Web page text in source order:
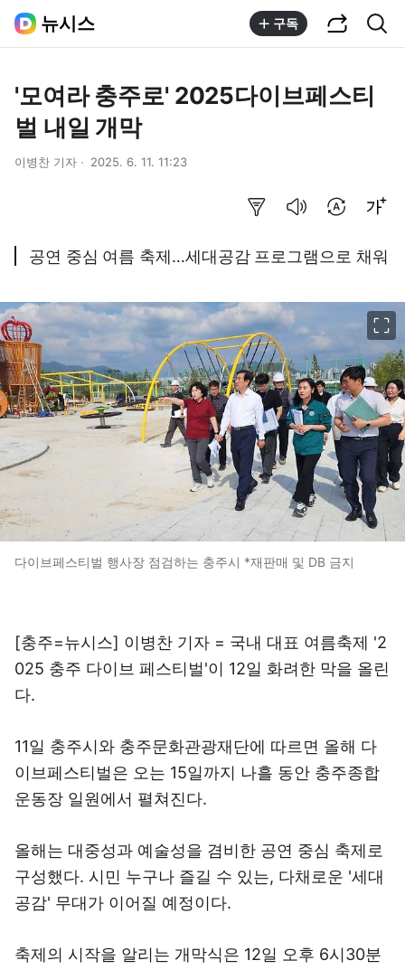
뉴시스 구독
'모여라 충주로' 2025다이브페스티
벌 내일 개막
이병찬 기자 2025. 6. 11. 11:23
공연 중심 여름 축제…세대공감 프로그램으로 채워
다이브페스티벌 행사장 점검하는 충주시 *재판매 및 DB 금지
[충주=뉴시스] 이병찬 기자 = 국내 대표 여름축제 '2
025 충주 다이브 페스티벌'이 12일 화려한 막을 올린
다.
11일 충주시와 충주문화관광재단에 따르면 올해 다
이브페스티벌은 오는 15일까지 나흘 동안 충주종합
운동장 일원에서 펼쳐진다.
올해는 대중성과 예술성을 겸비한 공연 중심 축제로
구성했다. 시민 누구나 즐길 수 있는, 다채로운 '세대
공감' 무대가 이어질 예정이다.
축제의 시작을 알리는 개막식은 12일 오후 6시30분